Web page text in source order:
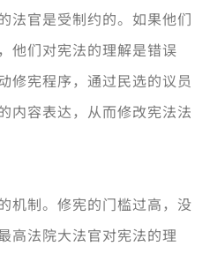
法官是受制约的。如果他们
他们对宪法的理解是错误
修宪程序，通过民选的议员
内容表达，从而修改宪法法
机制。修宪的门槛过高，没
高法院大法官对宪法的理